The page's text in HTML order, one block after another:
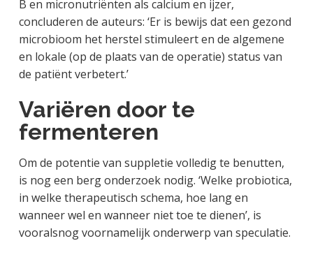
B en micronutriënten als calcium en ijzer,
concluderen de auteurs: ‘Er is bewijs dat een gezond
microbioom het herstel stimuleert en de algemene
en lokale (op de plaats van de operatie) status van
de patiënt verbetert.’
Variëren door te
fermenteren
Om de potentie van suppletie volledig te benutten,
is nog een berg onderzoek nodig. ‘Welke probiotica,
in welke therapeutisch schema, hoe lang en
wanneer wel en wanneer niet toe te dienen’, is
vooralsnog voornamelijk onderwerp van speculatie.